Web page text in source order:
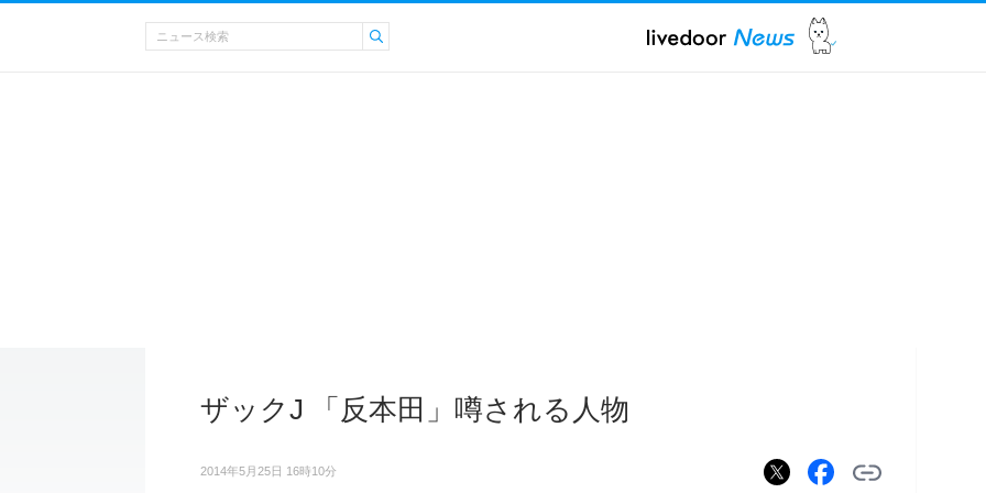
ザックJ 「反本田」噂される人物
2014年5月25日 16時10分